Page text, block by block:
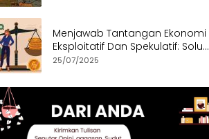
Menjawab Tantangan Ekonomi
Eksploitatif Dan Spekulatif: Solusi
Etis dan Berkeadilan
25/07/2025